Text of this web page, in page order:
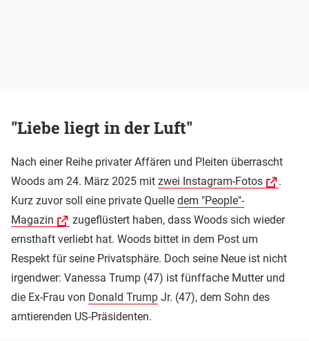
"Liebe liegt in der Luft"
Nach einer Reihe privater Affären und Pleiten überrascht
Woods am 24. März 2025 mit zwei Instagram-Fotos
.
Kurz zuvor soll eine private Quelle dem "People"-
Magazin
zugeflüstert haben, dass Woods sich wieder
ernsthaft verliebt hat. Woods bittet in dem Post um
Respekt für seine Privatsphäre. Doch seine Neue ist nicht
irgendwer: Vanessa Trump (47) ist fünffache Mutter und
die Ex-Frau von Donald Trump Jr. (47), dem Sohn des
amtierenden US-Präsidenten.